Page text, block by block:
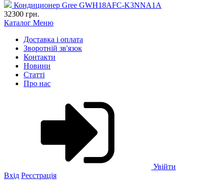
Кондиционер Gree GWH18AFC-K3NNA1A
32300 грн.
Каталог Меню
Доставка і оплата
Зворотній зв'язок
Контакти
Новини
Статті
Про нас
Увійти
Вхід Реєстрація